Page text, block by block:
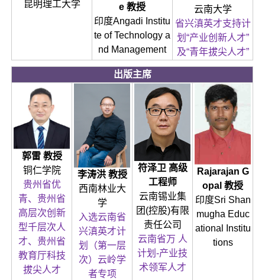
昆明理工大学
e 教授
印度Angadi Institu
te of Technology a
nd Management
云南大学
省兴滇英才支持计
划“产业创新人才”
及“青年拔尖人才”
出版主席
郭雷 教授
铜仁学院
贵州省优
青、贵州省
高层次创新
型千层次人
才、贵州省
教育厅科技
拔尖人才
李涛洪 教授
西南林业大
学
入选云南省
兴滇英才计
划（第一层
次）云岭学
者专项
符泽卫 高级
工程师
云南锡业集
团(控股)有限
责任公司
云南省万 人
计划-产业技
术领军人才
Rajarajan G
opal 教授
印度Sri Shan
mugha Educ
ational Institu
tions